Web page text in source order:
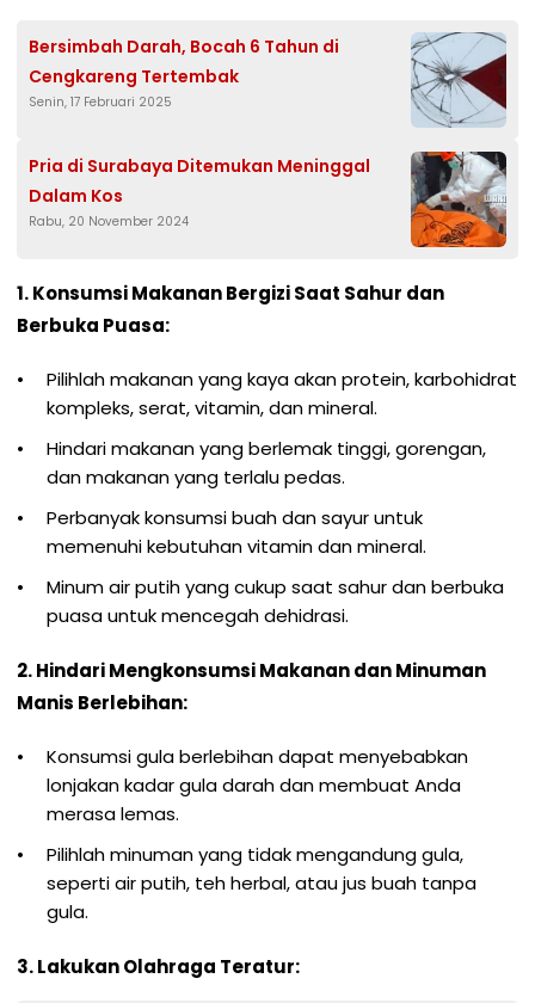
Bersimbah Darah, Bocah 6 Tahun di
Cengkareng Tertembak
Senin, 17 Februari 2025
Pria di Surabaya Ditemukan Meninggal
Dalam Kos
Rabu, 20 November 2024
1. Konsumsi Makanan Bergizi Saat Sahur dan
Berbuka Puasa:
Pilihlah makanan yang kaya akan protein, karbohidrat
kompleks, serat, vitamin, dan mineral.
Hindari makanan yang berlemak tinggi, gorengan,
dan makanan yang terlalu pedas.
Perbanyak konsumsi buah dan sayur untuk
memenuhi kebutuhan vitamin dan mineral.
Minum air putih yang cukup saat sahur dan berbuka
puasa untuk mencegah dehidrasi.
2. Hindari Mengkonsumsi Makanan dan Minuman
Manis Berlebihan:
Konsumsi gula berlebihan dapat menyebabkan
lonjakan kadar gula darah dan membuat Anda
merasa lemas.
Pilihlah minuman yang tidak mengandung gula,
seperti air putih, teh herbal, atau jus buah tanpa
gula.
3. Lakukan Olahraga Teratur: